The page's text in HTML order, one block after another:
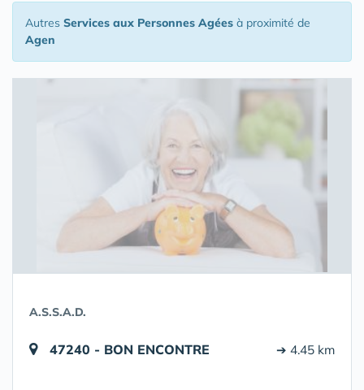
Autres Services aux Personnes Agées à proximité de
Agen
A.S.S.A.D.
47240 - BON ENCONTRE ➔ 4.45 km